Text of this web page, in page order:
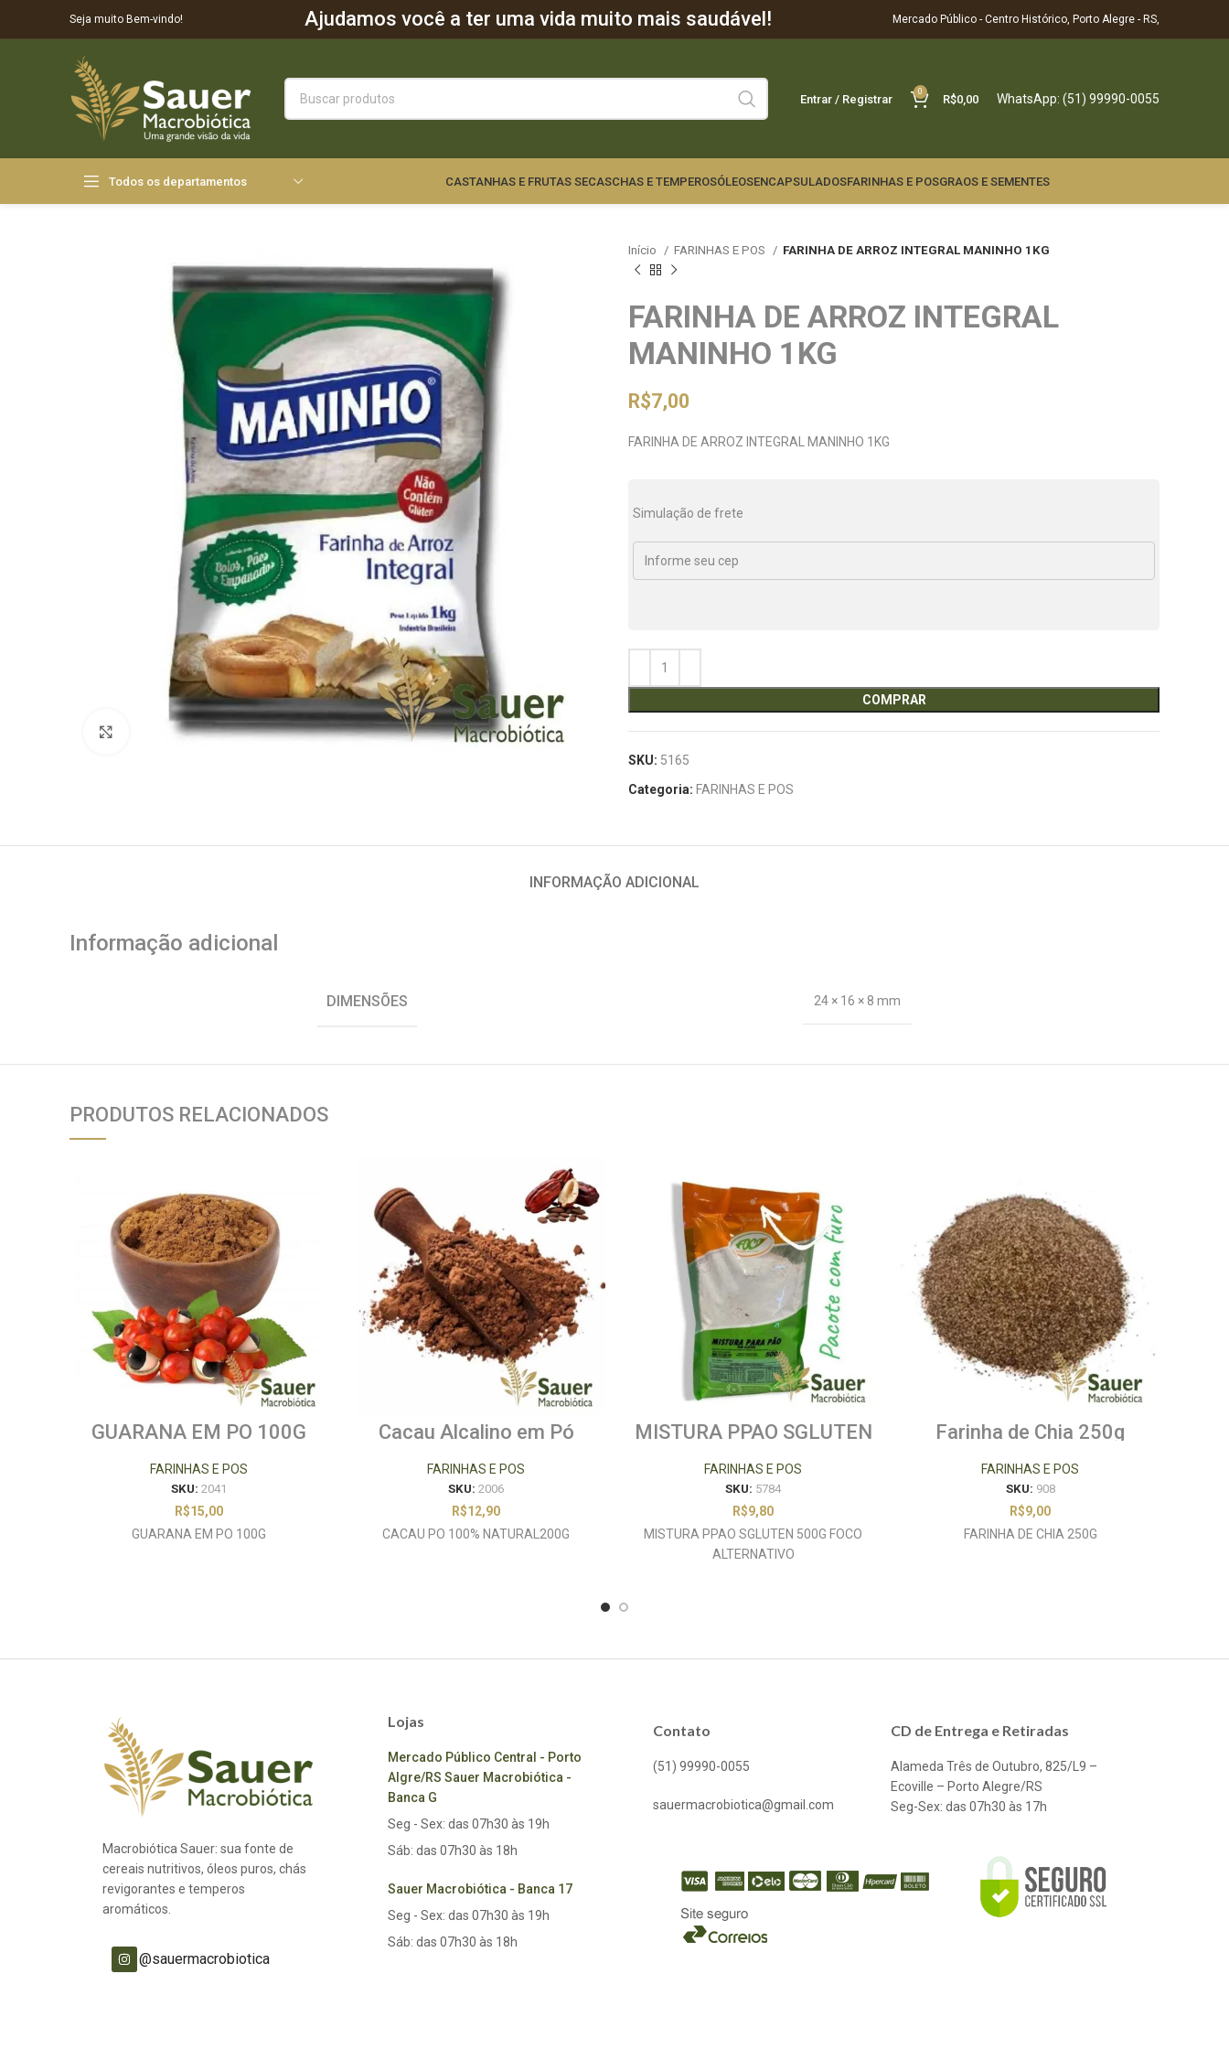
Seja muito Bem-vindo! Ajudamos você a ter uma vida muito mais saudável! Mercado Público - Centro Histórico, Porto Alegre - RS,
Entrar / Registrar
0
R$0,00 WhatsApp: (51) 99990-0055
Todos os departamentos CASTANHAS E FRUTAS SECASCHAS E TEMPEROSÓLEOSENCAPSULADOSFARINHAS E POSGRAOS E SEMENTES
Clique para ampliar
Início FARINHAS E POS FARINHA DE ARROZ INTEGRAL MANINHO 1KG
FARINHA DE ARROZ INTEGRAL
MANINHO 1KG
R$7,00
FARINHA DE ARROZ INTEGRAL MANINHO 1KG
Simulação de frete
COMPRAR
SKU: 5165
Categoria: FARINHAS E POS
INFORMAÇÃO ADICIONAL
Informação adicional
DIMENSÕES 24 × 16 × 8 mm
PRODUTOS RELACIONADOS
GUARANA EM PO 100G
FARINHAS E POS
SKU: 2041
R$15,00
GUARANA EM PO 100G
Cacau Alcalino em Pó
FARINHAS E POS
SKU: 2006
R$12,90
CACAU PO 100% NATURAL200G
MISTURA PPAO SGLUTEN
ALTERNATIVO
FARINHAS E POS
SKU: 5784
R$9,80
MISTURA PPAO SGLUTEN 500G FOCO
ALTERNATIVO
Farinha de Chia 250g
FARINHAS E POS
SKU: 908
R$9,00
FARINHA DE CHIA 250G
Macrobiótica Sauer: sua fonte de
cereais nutritivos, óleos puros, chás
revigorantes e temperos
aromáticos.
@sauermacrobiotica
Lojas
Mercado Público Central - Porto
Algre/RS Sauer Macrobiótica -
Banca G
Seg - Sex: das 07h30 às 19h
Sáb: das 07h30 às 18h
Sauer Macrobiótica - Banca 17
Seg - Sex: das 07h30 às 19h
Sáb: das 07h30 às 18h
Contato
(51) 99990-0055
sauermacrobiotica@gmail.com
CD de Entrega e Retiradas
Alameda Três de Outubro, 825/L9 –
Ecoville – Porto Alegre/RS
Seg-Sex: das 07h30 às 17h